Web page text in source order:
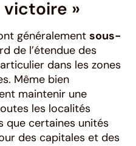
»
généralement sous-
de l’étendue des
dans les zones
Même bien
maintenir une
les localités
que certaines unités
des capitales et des